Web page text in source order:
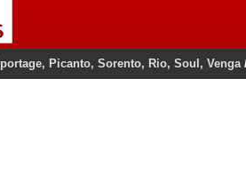
Picanto, Sorento, Rio, Soul, Venga